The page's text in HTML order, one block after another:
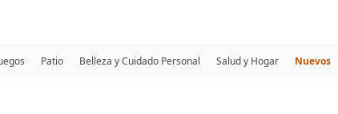
Patio Belleza y Cuidado Personal Salud y Hogar Nuevos